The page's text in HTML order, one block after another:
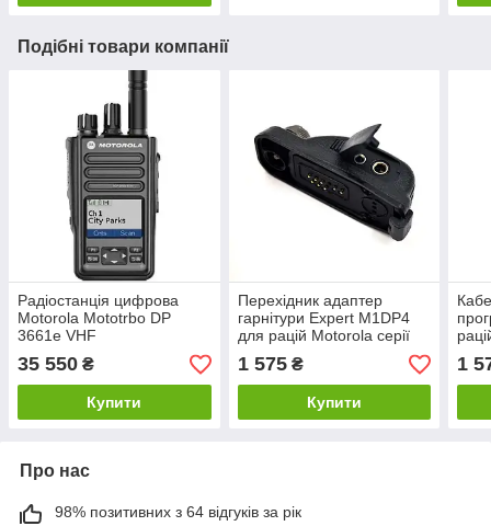
Подібні товари компанії
Радіостанція цифрова
Motorola Mototrbo DP
3661e VHF
35 550 ₴
Купити
Перехідник адаптер
гарнітури Expert M1DP4
для рацій Motorola серії
DP4800
1 575₴
Купити
1
Про нас
98% позитивних з 64 відгуків за рік